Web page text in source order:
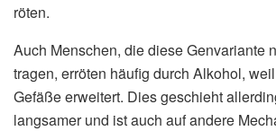
röten.
Auch Menschen, die diese Genvariante
tragen, erröten häufig durch Alkohol,
Gefäße erweitert. Dies geschieht
langsamer und ist auch auf andere